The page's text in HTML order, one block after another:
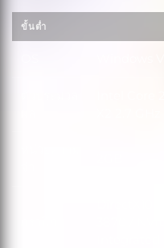
ขั้นต่ำ
Windows
Intel Core
DirectX10
3870 /